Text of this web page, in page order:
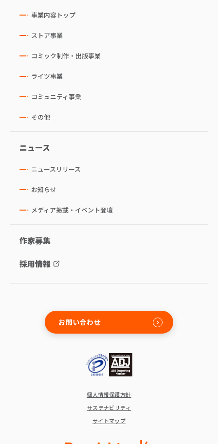
事業内容トップ
ストア事業
コミック制作・出版事業
ライツ事業
コミュニティ事業
その他
ニュース
ニュースリリース
お知らせ
メディア掲載・イベント登壇
作家募集
採用情報
お問い合わせ
個人情報保護方針
サステナビリティ
サイトマップ